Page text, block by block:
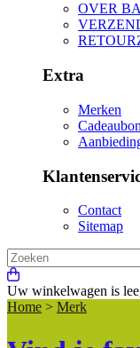
OVER
Extra
Merken
Cadeaubon
Contact
Sitemap
Uw winkelwagen is
Home > Merk